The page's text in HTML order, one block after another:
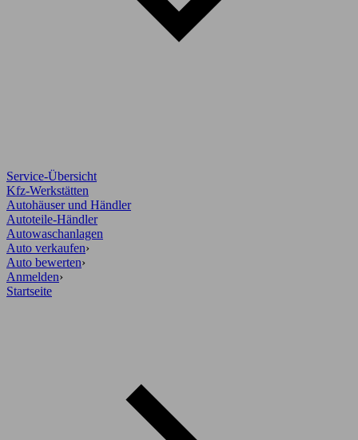
Service-Übersicht
Kfz-Werkstätten
Autohäuser und Händler
Autoteile-Händler
Autowaschanlagen
Auto verkaufen›
Auto bewerten›
Anmelden›
Startseite